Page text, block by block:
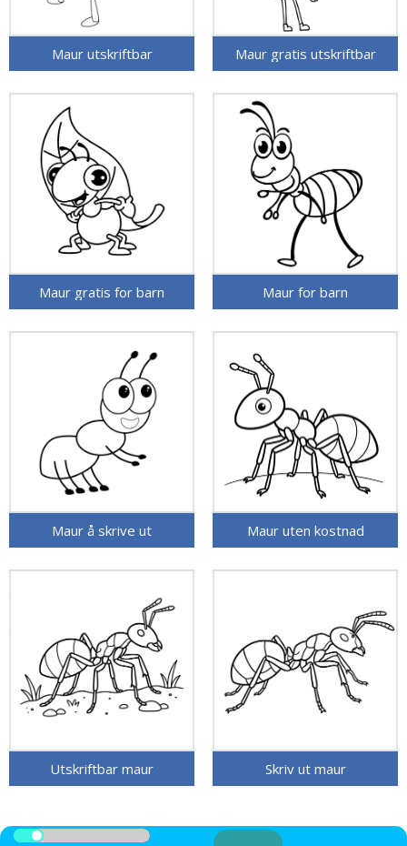
Maur utskriftbar Maur gratis utskriftbar
Maur gratis for barn Maur for barn
Maur å skrive ut Maur uten kostnad
Utskriftbar maur Skriv ut maur